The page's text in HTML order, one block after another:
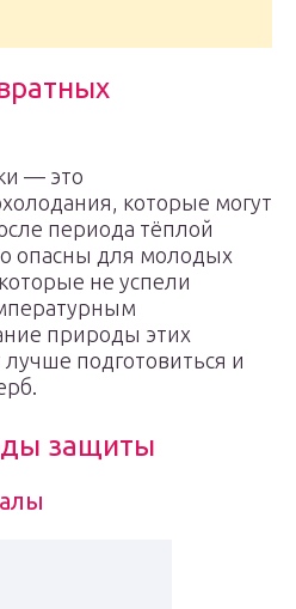
— это
которые могут
периода тёплой
опасны для молодых
не успели
природы этих
подготовиться и
защиты